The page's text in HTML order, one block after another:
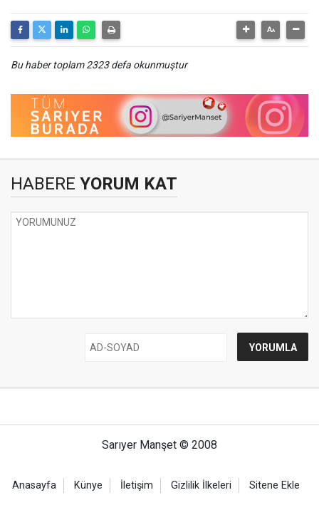
Bu haber toplam 2323 defa okunmuştur
HABERE YORUM KAT
Sarıyer Manşet © 2008
Anasayfa Künye İletişim Gizlilik İlkeleri Sitene Ekle